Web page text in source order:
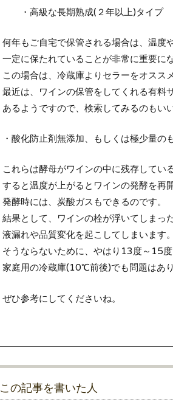
・高級な長期熟成(２年以上)タイプ
何年もご自宅で保管される場合は、温度
一定に保たれていることが非常に重要に
この場合は、冷蔵庫よりセラーをオスス
最近は、ワインの保管をしてくれる有料
あるようですので、検索してみるのもい
・酸化防止剤無添加、もしくは極少量の
これらは酵母がワインの中に残存してい
すると温度が上がるとワインの発酵を再
発酵時には、炭酸ガスもできるのです。
結果として、ワインの栓が浮いてしまった
液漏れや品質変化を起こしてしまいます。
そうならないために、やはり13度～15
家庭用の冷蔵庫(10℃前後)でも問題はあり
ぜひ参考にしてくださいね。
この記事を書いた人